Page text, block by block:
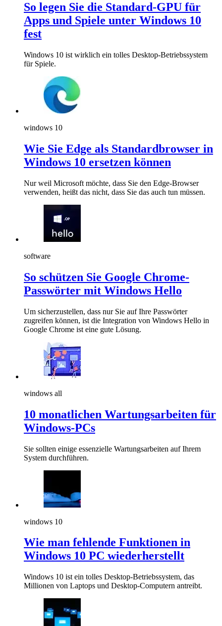
So legen Sie die Standard-GPU für
Apps und Spiele unter Windows 10
fest
Windows 10 ist wirklich ein tolles Desktop-Betriebssystem
für Spiele.
windows 10
Wie Sie Edge als Standardbrowser in
Windows 10 ersetzen können
Nur weil Microsoft möchte, dass Sie den Edge-Browser
verwenden, heißt das nicht, dass Sie das auch tun müssen.
software
So schützen Sie Google Chrome-
Passwörter mit Windows Hello
Um sicherzustellen, dass nur Sie auf Ihre Passwörter
zugreifen können, ist die Integration von Windows Hello in
Google Chrome ist eine gute Lösung.
windows all
10 monatlichen Wartungsarbeiten für
Windows-PCs
Sie sollten einige essenzielle Wartungsarbeiten auf Ihrem
System durchführen.
windows 10
Wie man fehlende Funktionen in
Windows 10 PC wiederherstellt
Windows 10 ist ein tolles Desktop-Betriebssystem, das
Millionen von Laptops und Desktop-Computern antreibt.